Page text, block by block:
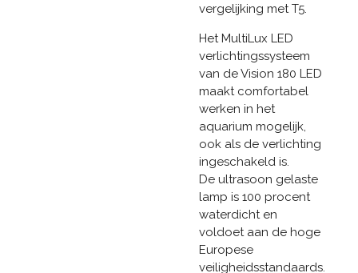
vergelijking met T5.
Het MultiLux LED
verlichtingssysteem
van de Vision 180 LED
maakt comfortabel
werken in het
aquarium mogelijk,
ook als de verlichting
ingeschakeld is.
De ultrasoon gelaste
lamp is 100 procent
waterdicht en
voldoet aan de hoge
Europese
veiligheidsstandaards.